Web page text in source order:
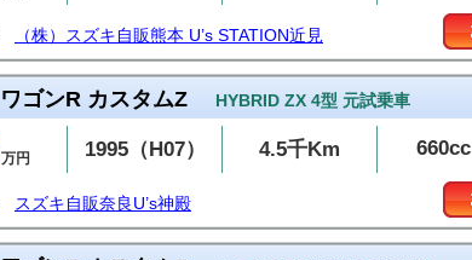
（株）スズキ自販熊本 U’s STATION近見
ワゴンR カスタムZ HYBRID ZX 4型 元試乗車
万円 1995（H07） 4.5千Km 660cc
スズキ自販奈良U’s神殿